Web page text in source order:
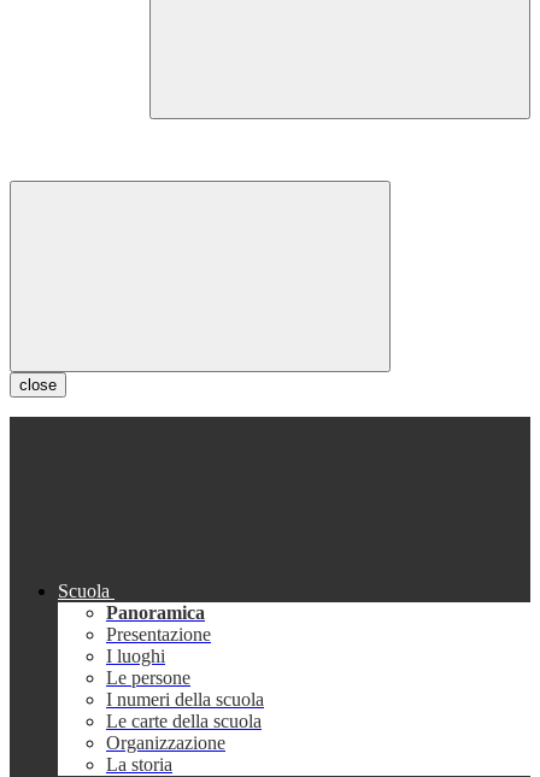
close
Scuola
Panoramica
Presentazione
I luoghi
Le persone
I numeri della scuola
Le carte della scuola
Organizzazione
La storia